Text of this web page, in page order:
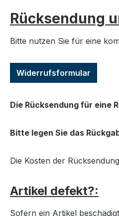
Rücksendung
Bitte nutzen Sie für eine
Widerrufsformular
Die Rücksendung für eine
Bitte legen Sie das
Die Kosten der
Artikel defekt?:
Sofern ein Artikel